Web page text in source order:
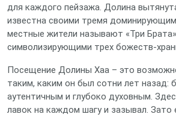
для каждого пейзажа. Долина
известна своими тремя
местные жители называют «Три
символизирующими трех божеств-
Посещение Долины Хаа – это
таким, каким он был сотни лет назад:
аутентичным и глубоко духовным.
лавок на каждом шагу и зазывал.